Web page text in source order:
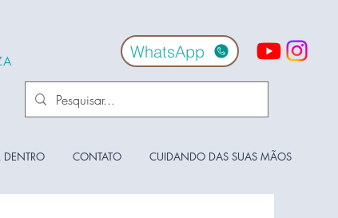
WhatsApp
DENTRO CONTATO CUIDANDO DAS SUAS MÃOS